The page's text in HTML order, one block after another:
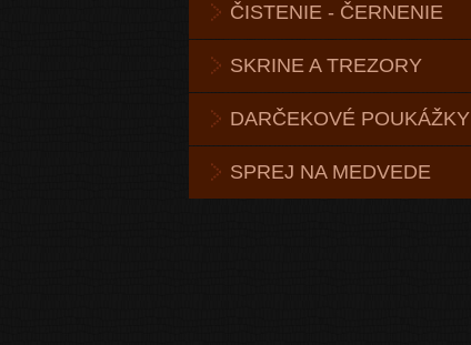
ČISTENIE - ČERNENIE
SKRINE A TREZORY
DARČEKOVÉ POUKÁŽKY
SPREJ NA MEDVEDE